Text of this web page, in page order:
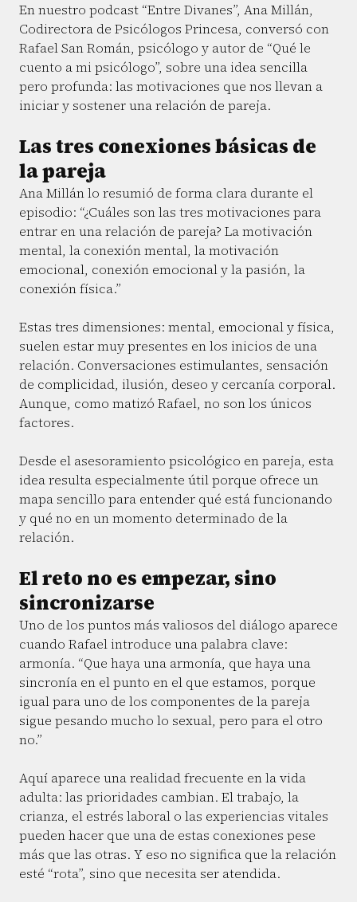
En nuestro podcast “Entre Divanes”, Ana Millán,
Codirectora de Psicólogos Princesa, conversó con
Rafael San Román, psicólogo y autor de “Qué le
cuento a mi psicólogo”, sobre una idea sencilla
pero profunda: las motivaciones que nos llevan a
iniciar y sostener una relación de pareja.
Las tres conexiones básicas de
la pareja
Ana Millán lo resumió de forma clara durante el
episodio: “¿Cuáles son las tres motivaciones para
entrar en una relación de pareja? La motivación
mental, la conexión mental, la motivación
emocional, conexión emocional y la pasión, la
conexión física.”
Estas tres dimensiones: mental, emocional y física,
suelen estar muy presentes en los inicios de una
relación. Conversaciones estimulantes, sensación
de complicidad, ilusión, deseo y cercanía corporal.
Aunque, como matizó Rafael, no son los únicos
factores.
Desde el asesoramiento psicológico en pareja, esta
idea resulta especialmente útil porque ofrece un
mapa sencillo para entender qué está funcionando
y qué no en un momento determinado de la
relación.
El reto no es empezar, sino
sincronizarse
Uno de los puntos más valiosos del diálogo aparece
cuando Rafael introduce una palabra clave:
armonía. “Que haya una armonía, que haya una
sincronía en el punto en el que estamos, porque
igual para uno de los componentes de la pareja
sigue pesando mucho lo sexual, pero para el otro
no.”
Aquí aparece una realidad frecuente en la vida
adulta: las prioridades cambian. El trabajo, la
crianza, el estrés laboral o las experiencias vitales
pueden hacer que una de estas conexiones pese
más que las otras. Y eso no significa que la relación
esté “rota”, sino que necesita ser atendida.